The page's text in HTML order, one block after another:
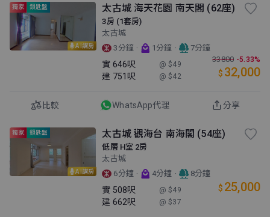
AI講房
獨家 鎖匙盤 太古城 海天花園 南天閣 (62座)
3房 (1套房)
太古城
3分鐘 · 1分鐘 · 7分鐘
實 646呎 @ $49
建 751呎 @ $42
33800 -5.33%
$ 32,000
比較 WhatsApp代理 分享
AI講房
獨家 鎖匙盤 太古城 觀海台 南海閣 (54座)
低層 H室 2房
太古城
6分鐘 · 4分鐘 · 8分鐘
實 508呎 @ $49
建 662呎 @ $37
$ 25,000